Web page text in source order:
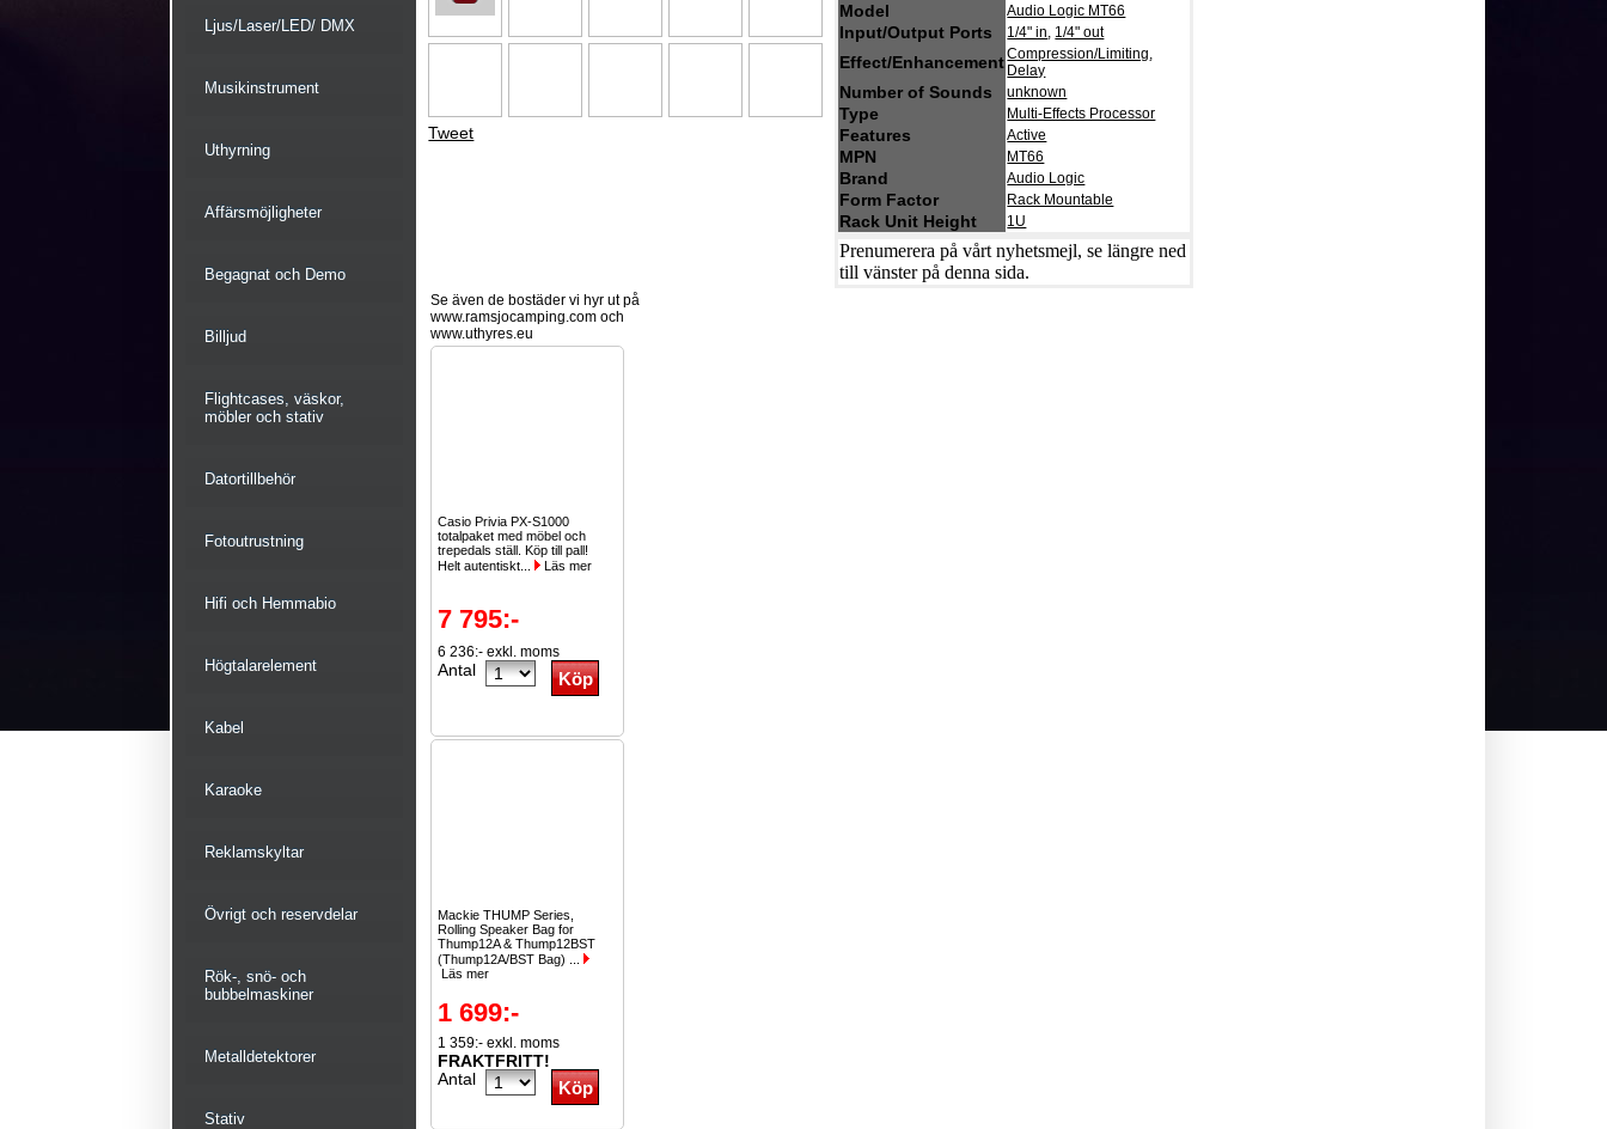
Ljus/Laser/LED/ DMX
Musikinstrument
Uthyrning
Affärsmöjligheter
Begagnat och Demo
Billjud
Flightcases, väskor,
möbler och stativ
Datortillbehör
Fotoutrustning
Hifi och Hemmabio
Högtalarelement
Kabel
Karaoke
Reklamskyltar
Övrigt och reservdelar
Rök-, snö- och
bubbelmaskiner
Metalldetektorer
Stativ
Tweet
Model Audio Logic MT66
Input/Output Ports 1/4" in, 1/4" out
Effect/EnhancementCompression/Limiting,
Delay
Number of Sounds unknown
Type Multi-Effects Processor
Features Active
MPN MT66
Brand Audio Logic
Form Factor Rack Mountable
Rack Unit Height 1U
Prenumerera på vårt nyhetsmejl, se längre ned
till vänster på denna sida.
Se även de bostäder vi hyr ut på
www.ramsjocamping.com och
www.uthyres.eu
Casio Privia PX-S1000
totalpaket med möbel och
trepedals ställ. Köp till pall!
Helt autentiskt...
Läs mer
7 795:-
6 236:- exkl. moms
Antal
Mackie THUMP Series,
Rolling Speaker Bag for
Thump12A & Thump12BST
(Thump12A/BST Bag) ...
Läs mer
1 699:-
1 359:- exkl. moms
FRAKTFRITT!
Antal